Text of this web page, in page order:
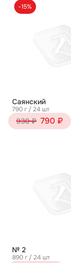
-15%
Саянский
790 г / 24 шт
930 ₽ 790 ₽
№ 2
890 г / 24 шт